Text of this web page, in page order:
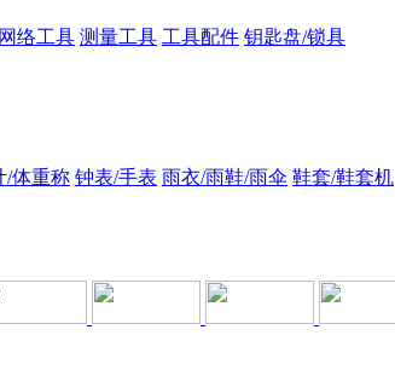
络工具 测量工具 工具配件 钥匙盘/锁具
/体重称 钟表/手表 雨衣/雨鞋/雨伞 鞋套/鞋套机